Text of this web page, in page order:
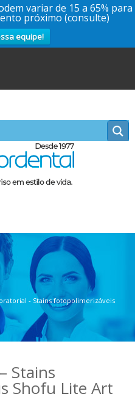
variar de 15 a 65% para
próximo (consulte)
equipe!
- Stains fotopolimerizáveis
Stains
Shofu Lite Art